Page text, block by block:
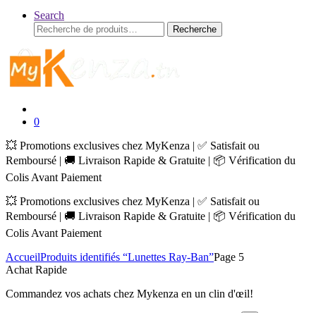
Search
Recherche
pour :
Recherche
0
💥 Promotions exclusives chez MyKenza | ✅ Satisfait ou
Remboursé | 🚚 Livraison Rapide & Gratuite | 📦 Vérification du
Colis Avant Paiement
💥 Promotions exclusives chez MyKenza | ✅ Satisfait ou
Remboursé | 🚚 Livraison Rapide & Gratuite | 📦 Vérification du
Colis Avant Paiement
AccueilProduits identifiés “Lunettes Ray-Ban”Page 5
Achat Rapide
Commandez vos achats chez Mykenza en un clin d'œil!